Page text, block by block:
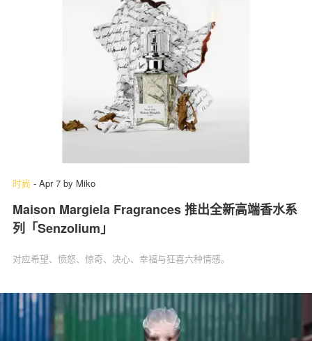
时尚 - Apr 7 by Miko
Maison Margiela Fragrances 推出全新高端香水系
列「Senzolium」
对应希望、愤怒、惊奇、决心、幸福与狂喜六种情感。